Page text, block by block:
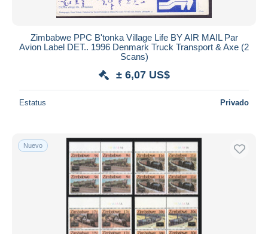
Zimbabwe PPC B'tonka Village Life BY AIR MAIL Par
Avion Label DET.. 1996 Denmark Truck Transport & Axe (2
Scans)
± 6,07 US$
Estatus Privado
Nuevo